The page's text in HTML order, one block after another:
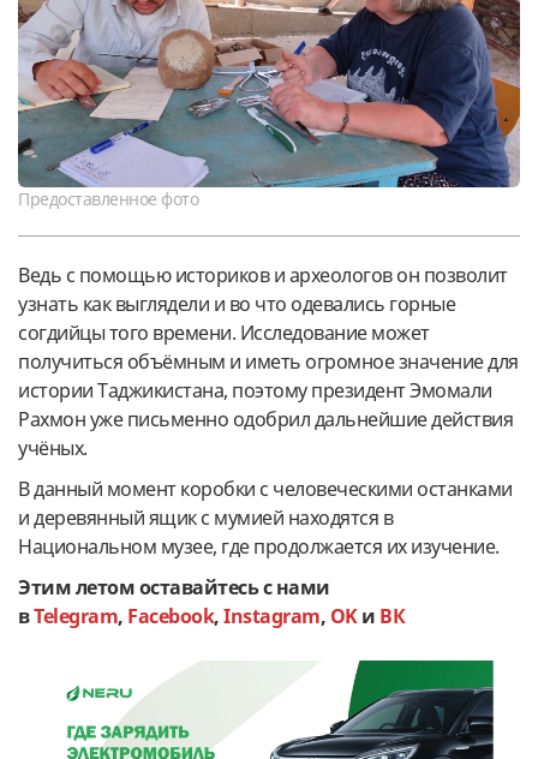
Предоставленное фото
Ведь с помощью историков и археологов он позволит
узнать как выглядели и во что одевались горные
согдийцы того времени. Исследование может
получиться объёмным и иметь огромное значение для
истории Таджикистана, поэтому президент Эмомали
Рахмон уже письменно одобрил дальнейшие действия
учёных.
В данный момент коробки с человеческими останками
и деревянный ящик с мумией находятся в
Национальном музее, где продолжается их изучение.
Этим летом оставайтесь с нами
вTelegram, Facebook,Instagram, OKи ВК